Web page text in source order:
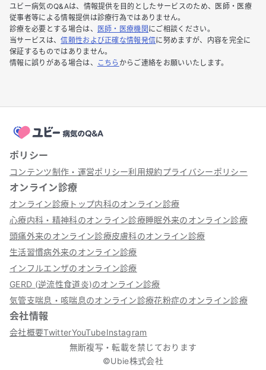
ユビー病気のQ&Aは、情報提供を目的としたサービスのため、医師・医療
従事者等による情報提供は診療行為ではありません。
診療を必要とする場合は、
医師・医療機関 にご相談ください。
当サービスは、信頼性および正確な情報発信に努めますが、内容を完全に
保証するものではありません。
情報に誤りがある場合は、
こちら からご連絡をお願いいたします。
ポリシー
コンテンツ制作・運営ポリシー利用規約プライバシーポリシー
オンライン診療
オンライン診療トップ内科のオンライン診療
心療内科・精神科のオンライン診療睡眠外来のオンライン診療
頭痛外来のオンライン診療皮膚科のオンライン診療
生活習慣病外来のオンライン診療
インフルエンザのオンライン診療
GERD (逆流性食道炎)のオンライン診療
気管支喘息・咳喘息のオンライン診療花粉症のオンライン診療
会社情報
会社概要TwitterYouTubeInstagram
無断複写・転載を禁じております
©Ubie株式会社